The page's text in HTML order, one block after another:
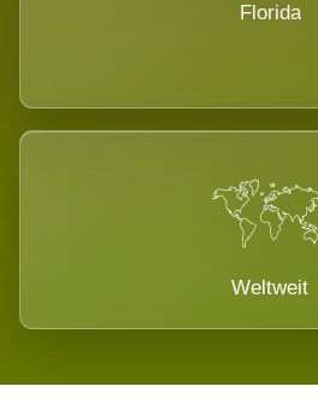
Florida
Weltweit